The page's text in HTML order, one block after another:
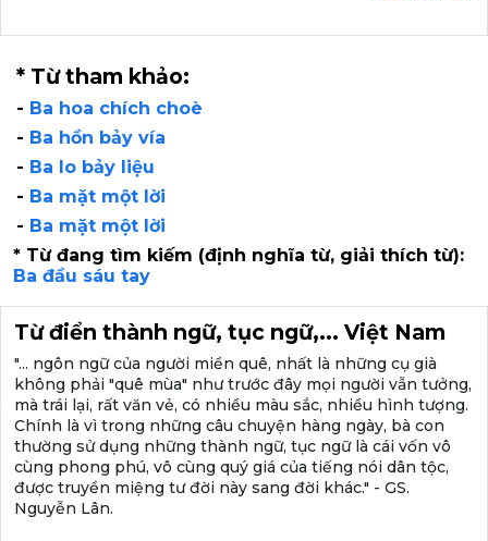
* Từ tham khảo:
- Ba hoa chích choè
- Ba hồn bảy vía
- Ba lo bảy liệu
- Ba mặt một lời
- Ba mặt một lời
* Từ đang tìm kiếm (định nghĩa từ, giải thích từ):
Ba đầu sáu tay
Từ điển thành ngữ, tục ngữ,... Việt Nam
"... ngôn ngữ của người miền quê, nhất là những cụ già
không phải "quê mùa" như trước đây mọi người vẫn tưởng,
mà trái lại, rất văn vẻ, có nhiều màu sắc, nhiều hình tượng.
Chính là vì trong những câu chuyện hàng ngày, bà con
thường sử dụng những thành ngữ, tục ngữ là cái vốn vô
cùng phong phú, vô cùng quý giá của tiếng nói dân tộc,
được truyền miệng tư đời này sang đời khác." - GS.
Nguyễn Lân.